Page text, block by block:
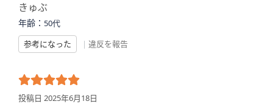
きゅぶ
年齢： 50代
参考になった
| 違反を報告
投稿日 2025年6月18日